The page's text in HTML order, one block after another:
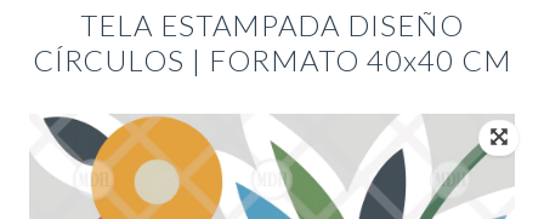
TELA ESTAMPADA DISEÑO
CÍRCULOS | FORMATO 40x40 CM